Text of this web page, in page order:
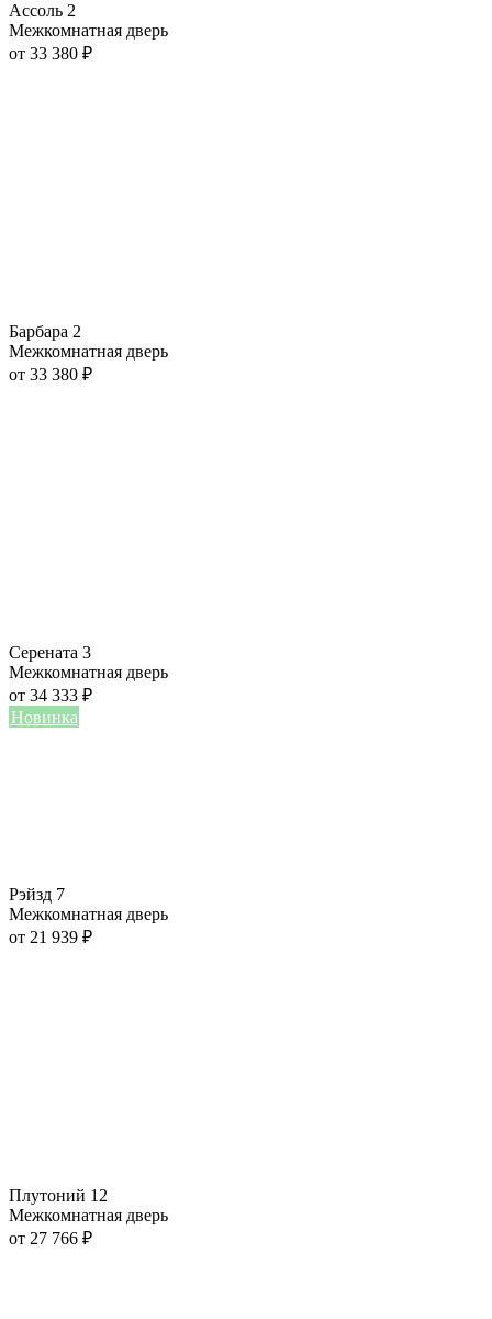
Ассоль 2
Межкомнатная дверь
от 33 380 ₽
Барбара 2
Межкомнатная дверь
от 33 380 ₽
Серената 3
Межкомнатная дверь
от 34 333 ₽
Новинка
Рэйзд 7
Межкомнатная дверь
от 21 939 ₽
Плутоний 12
Межкомнатная дверь
от 27 766 ₽